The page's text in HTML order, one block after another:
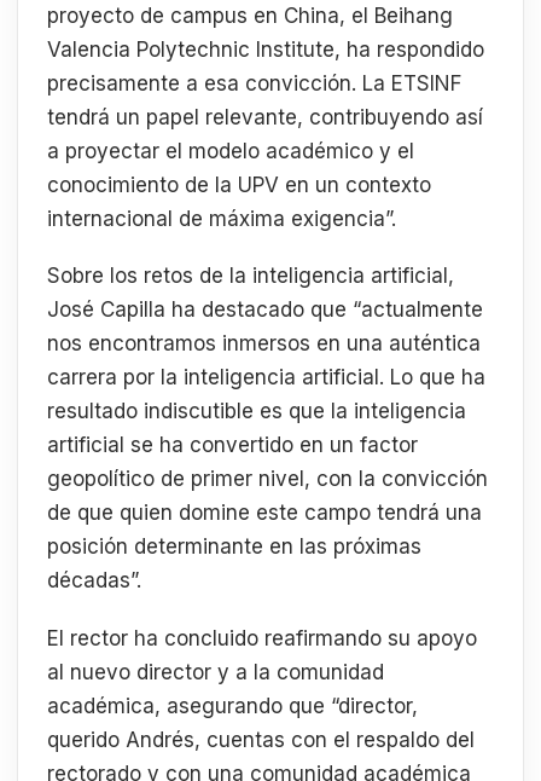
proyecto de campus en China, el Beihang
Valencia Polytechnic Institute, ha respondido
precisamente a esa convicción. La ETSINF
tendrá un papel relevante, contribuyendo así
a proyectar el modelo académico y el
conocimiento de la UPV en un contexto
internacional de máxima exigencia”.
Sobre los retos de la inteligencia artificial,
José Capilla ha destacado que “actualmente
nos encontramos inmersos en una auténtica
carrera por la inteligencia artificial. Lo que ha
resultado indiscutible es que la inteligencia
artificial se ha convertido en un factor
geopolítico de primer nivel, con la convicción
de que quien domine este campo tendrá una
posición determinante en las próximas
décadas”.
El rector ha concluido reafirmando su apoyo
al nuevo director y a la comunidad
académica, asegurando que “director,
querido Andrés, cuentas con el respaldo del
rectorado y con una comunidad académica